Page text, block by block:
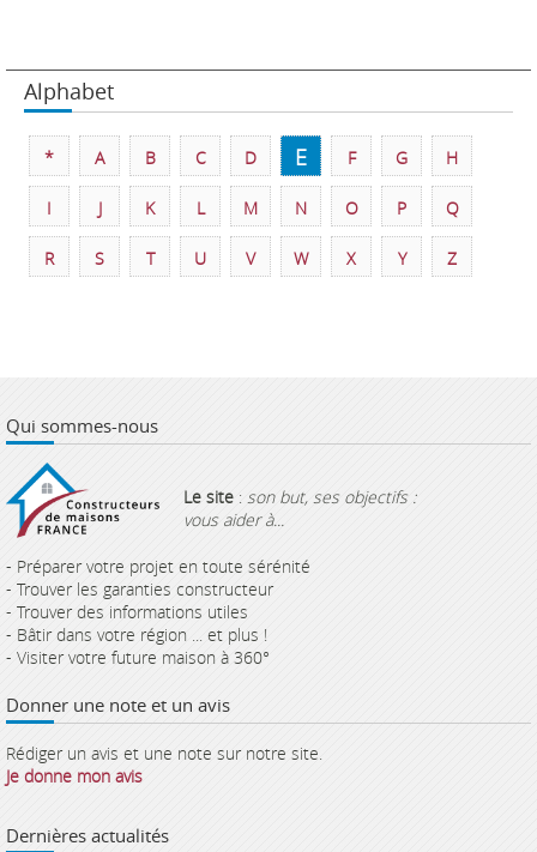
Alphabet
* A B C D E F G H
I J K L M N O P Q
R S T U V W X Y Z
Qui sommes-nous
Le site : son but, ses objectifs :
vous aider à...
- Préparer votre projet en toute sérénité
- Trouver les garanties constructeur
- Trouver des informations utiles
- Bâtir dans votre région ... et plus !
- Visiter votre future maison à 360°
Donner une note et un avis
Rédiger un avis et une note sur notre site.
Je donne mon avis
Dernières actualités